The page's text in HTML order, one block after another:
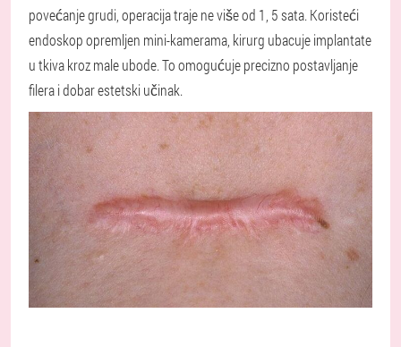
povećanje grudi, operacija traje ne više od 1, 5 sata. Koristeći
endoskop opremljen mini-kamerama, kirurg ubacuje implantate
u tkiva kroz male ubode. To omogućuje precizno postavljanje
filera i dobar estetski učinak.